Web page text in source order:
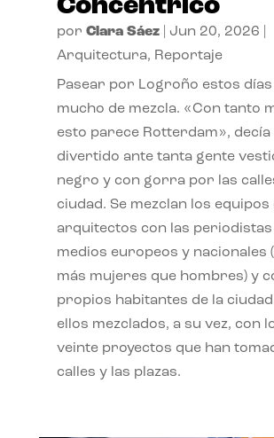
Concéntrico
por Clara Sáez| Jun 20, 2026
Arquitectura, Reportaje
Pasear por Logroño estos
mucho de mezcla. «Con tanto
esto parece Rotterdam», decía
divertido ante tanta gente
negro y con gorra por las
ciudad. Se mezclan los equipos
arquitectos con las periodistas
medios europeos y nacionales
más mujeres que hombres) y
propios habitantes de la
ellos mezclados, a su vez, con
veinte proyectos que han
calles y las plazas.